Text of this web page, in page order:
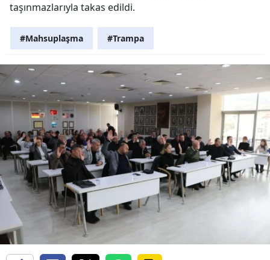
taşınmazlarıyla takas edildi.
#Mahsuplaşma #Trampa